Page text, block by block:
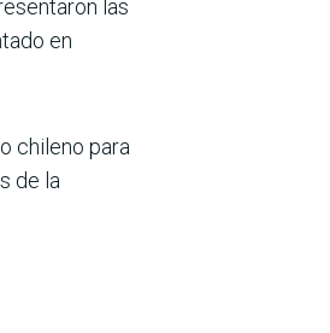
las
en
chileno para
de la